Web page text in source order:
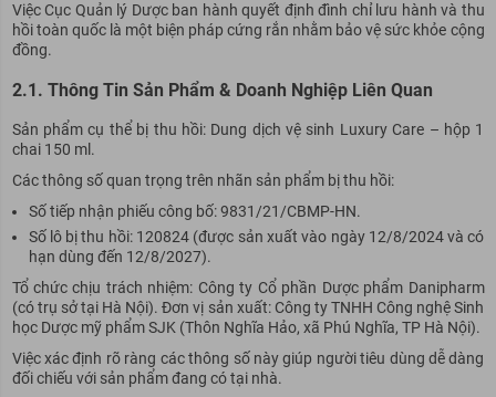
Việc Cục Quản lý Dược ban hành quyết định đình chỉ lưu hành và thu
hồi toàn quốc là một biện pháp cứng rắn nhằm bảo vệ sức khỏe cộng
đồng.
2.1. Thông Tin Sản Phẩm & Doanh Nghiệp Liên Quan
Sản phẩm cụ thể bị thu hồi: Dung dịch vệ sinh Luxury Care – hộp 1
chai 150 ml.
Các thông số quan trọng trên nhãn sản phẩm bị thu hồi:
Số tiếp nhận phiếu công bố: 9831/21/CBMP-HN.
Số lô bị thu hồi: 120824 (được sản xuất vào ngày 12/8/2024 và có
hạn dùng đến 12/8/2027).
Tổ chức chịu trách nhiệm: Công ty Cổ phần Dược phẩm Danipharm
(có trụ sở tại Hà Nội). Đơn vị sản xuất: Công ty TNHH Công nghệ Sinh
học Dược mỹ phẩm SJK (Thôn Nghĩa Hảo, xã Phú Nghĩa, TP Hà Nội).
Việc xác định rõ ràng các thông số này giúp người tiêu dùng dễ dàng
đối chiếu với sản phẩm đang có tại nhà.